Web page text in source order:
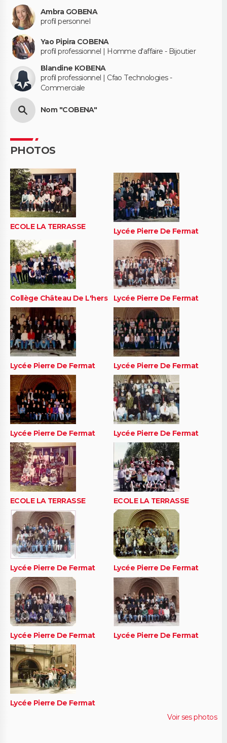
Ambra GOBENA
profil personnel
Yao Pipira COBENA
profil professionnel | Homme d'affaire - Bijoutier
Blandine KOBENA
profil professionnel | Cfao Technologies -
Commerciale
Nom "COBENA"
PHOTOS
ECOLE LA TERRASSE Lycée Pierre De Fermat
Collège Château De L'hers Lycée Pierre De Fermat
Lycée Pierre De Fermat Lycée Pierre De Fermat
Lycée Pierre De Fermat Lycée Pierre De Fermat
ECOLE LA TERRASSE ECOLE LA TERRASSE
Lycée Pierre De Fermat Lycée Pierre De Fermat
Lycée Pierre De Fermat Lycée Pierre De Fermat
Lycée Pierre De Fermat
Voir ses photos